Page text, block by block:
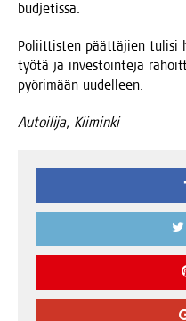
budjetissa.
Poliit­tis­ten päät­tä­jien tuli­si
työ­tä ja inves­toin­te­ja
pyö­ri­mään uudelleen.
Autoi­li­ja, Kiiminki